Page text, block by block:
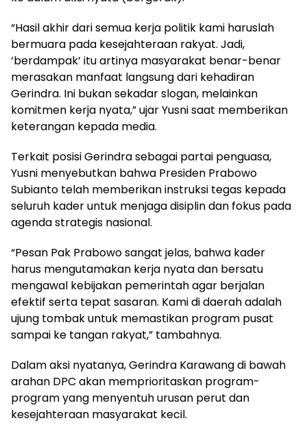
“Hasil akhir dari semua kerja politik kami haruslah
bermuara pada kesejahteraan rakyat. Jadi,
‘berdampak’ itu artinya masyarakat benar-benar
merasakan manfaat langsung dari kehadiran
Gerindra. Ini bukan sekadar slogan, melainkan
komitmen kerja nyata,” ujar Yusni saat memberikan
keterangan kepada media.
Terkait posisi Gerindra sebagai partai penguasa,
Yusni menyebutkan bahwa Presiden Prabowo
Subianto telah memberikan instruksi tegas kepada
seluruh kader untuk menjaga disiplin dan fokus pada
agenda strategis nasional.
“Pesan Pak Prabowo sangat jelas, bahwa kader
harus mengutamakan kerja nyata dan bersatu
mengawal kebijakan pemerintah agar berjalan
efektif serta tepat sasaran. Kami di daerah adalah
ujung tombak untuk memastikan program pusat
sampai ke tangan rakyat,” tambahnya.
Dalam aksi nyatanya, Gerindra Karawang di bawah
arahan DPC akan memprioritaskan program-
program yang menyentuh urusan perut dan
kesejahteraan masyarakat kecil.